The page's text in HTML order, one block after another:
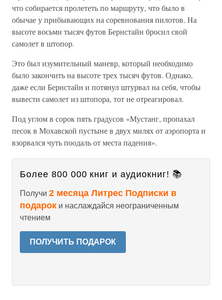
что собирается пролететь по маршруту, что было в
обычае у прибывающих на соревнования пилотов. На
высоте восьми тысяч футов Бернстайн бросил свой
самолет в штопор.
Это был изумительный маневр, который необходимо
было закончить на высоте трех тысяч футов. Однако,
даже если Бернстайн и потянул штурвал на себя, чтобы
вывести самолет из штопора, тот не отреагировал.
Под углом в сорок пять градусов «Мустанг, пропахал
песок в Мохавской пустыне в двух милях от аэропорта и
взорвался чуть поодаль от места падения».
Более 800 000 книг и аудиокниг! 📚
Получи 2 месяца Литрес Подписки в
подарок и наслаждайся неограниченным
чтением
ПОЛУЧИТЬ ПОДАРОК